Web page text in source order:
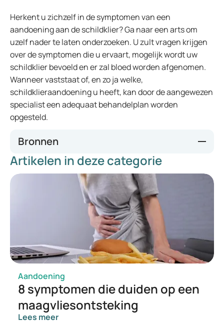
Herkent u zichzelf in de symptomen van een
aandoening aan de schildklier? Ga naar een arts om
uzelf nader te laten onderzoeken. U zult vragen krijgen
over de symptomen die u ervaart, mogelijk wordt uw
schildklier bevoeld en er zal bloed worden afgenomen.
Wanneer vaststaat of, en zo ja welke,
schildklieraandoening u heeft, kan door de aangewezen
specialist een adequaat behandelplan worden
opgesteld.
Bronnen
Schildklier.nl
Thuisarts.nl
Artikelen in deze categorie
Aandoening
8 symptomen die duiden op een
maagvliesontsteking
Lees meer